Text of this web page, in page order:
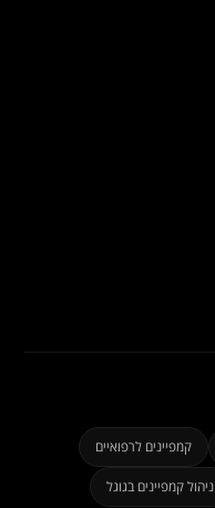
קמפיינים לרפואיים
ניהול קמפיינים בגוגל